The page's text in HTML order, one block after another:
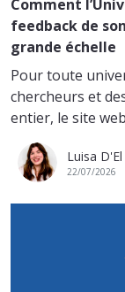
Comment
feedback de
grande échelle
Pour toute
chercheurs et
entier, le site
Luisa
22/07/2026